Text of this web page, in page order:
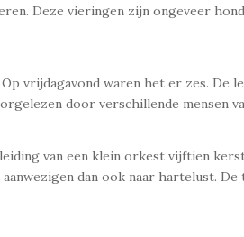
Deze vieringen zijn ongeveer
vrijdagavond waren het er zes. De
door verschillende mensen
van een klein orkest vijftien
dan ook naar hartelust.